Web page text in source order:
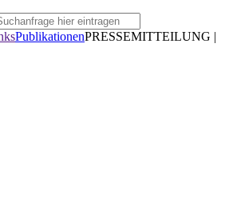
PublikationenPRESSEMITTEILUNG |